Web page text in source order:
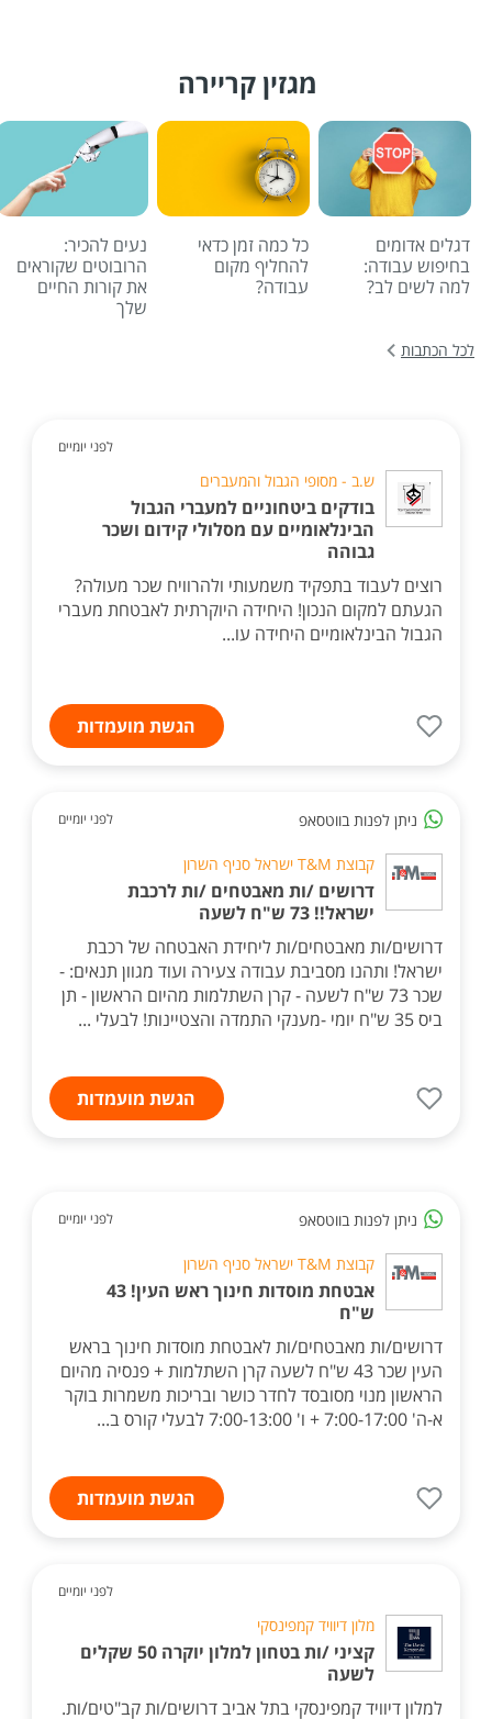
מגזין קריירה
דגלים אדומים
בחיפוש עבודה:
למה לשים לב?
כל כמה זמן כדאי
להחליף מקום
עבודה?
נעים להכיר:
הרובוטים שקוראים
את קורות החיים
שלך
לכל הכתבות
לפני יומיים
ש.ב - מסופי הגבול והמעברים
בודקים ביטחוניים למעברי הגבול
הבינלאומיים עם מסלולי קידום ושכר
גבוהה
רוצים לעבוד בתפקיד משמעותי ולהרוויח שכר מעולה?
הגעתם למקום הנכון! היחידה היוקרתית לאבטחת מעברי
הגבול הבינלאומיים היחידה עו...
הגשת מועמדות
ניתן לפנות בווטסאפ לפני יומיים
קבוצת T&M ישראל סניף השרון
דרושים /ות מאבטחים /ות לרכבת
ישראל!! 73 ש"ח לשעה
דרושים/ות מאבטחים/ות ליחידת האבטחה של רכבת
ישראל! ותהנו מסביבת עבודה צעירה ועוד מגוון תנאים: -
שכר 73 ש"ח לשעה - קרן השתלמות מהיום הראשון - תן
ביס 35 ש"ח יומי -מענקי התמדה והצטיינות! לבעלי ...
הגשת מועמדות
ניתן לפנות בווטסאפ לפני יומיים
קבוצת T&M ישראל סניף השרון
אבטחת מוסדות חינוך ראש העין! 43
ש"ח
דרושים/ות מאבטחים/ות לאבטחת מוסדות חינוך בראש
העין שכר 43 ש"ח לשעה קרן השתלמות + פנסיה מהיום
הראשון מנוי מסובסד לחדר כושר ובריכות משמרות בוקר
א-ה' 7:00-17:00 + ו' 7:00-13:00 לבעלי קורס ב...
הגשת מועמדות
לפני יומיים
מלון דיוויד קמפינסקי
קציני /ות בטחון למלון יוקרה 50 שקלים
לשעה
למלון דיוויד קמפינסקי בתל אביב דרושים/ות קב"טים/ות.